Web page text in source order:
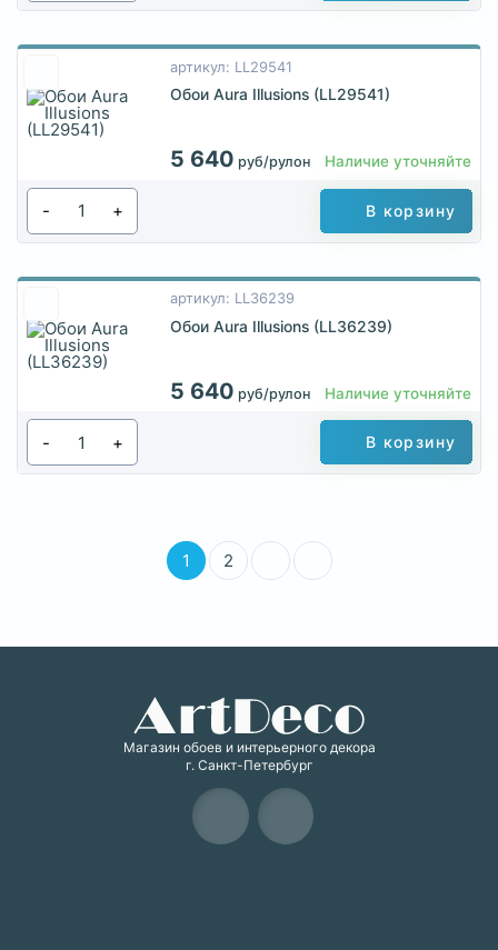
артикул: LL29541
Обои Aura Illusions (LL29541)
5 640 руб/рулон Наличие уточняйте
- + В корзину
артикул: LL36239
Обои Aura Illusions (LL36239)
5 640 руб/рулон Наличие уточняйте
- + В корзину
1 2
Магазин обоев и интерьерного декора
г. Санкт-Петербург